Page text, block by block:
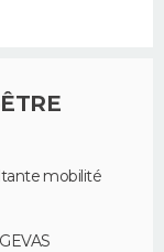
mobilité